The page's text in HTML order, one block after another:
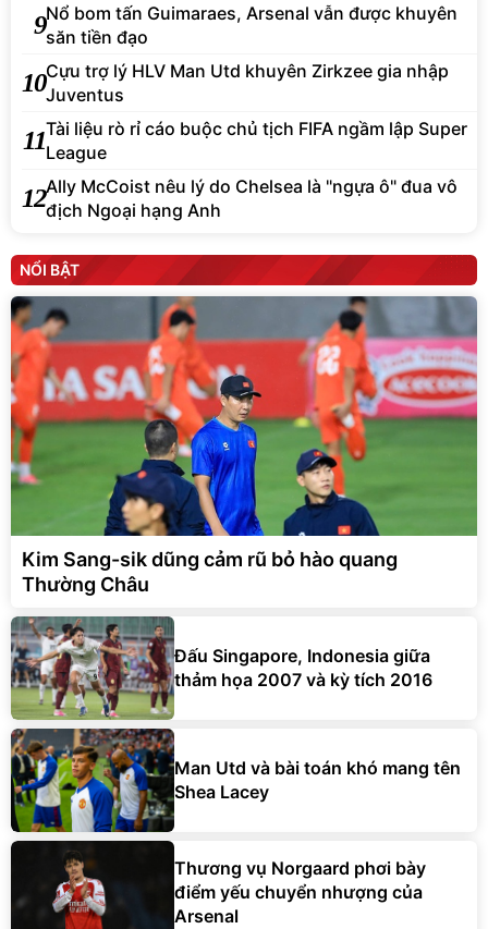
9Nổ bom tấn Guimaraes, Arsenal vẫn được khuyên
săn tiền đạo
10Cựu trợ lý HLV Man Utd khuyên Zirkzee gia nhập
Juventus
11Tài liệu rò rỉ cáo buộc chủ tịch FIFA ngầm lập Super
League
12Ally McCoist nêu lý do Chelsea là "ngựa ô" đua vô
địch Ngoại hạng Anh
NỔI BẬT
Kim Sang-sik dũng cảm rũ bỏ hào quang
Thường Châu
Đấu Singapore, Indonesia giữa
thảm họa 2007 và kỳ tích 2016
Man Utd và bài toán khó mang tên
Shea Lacey
Thương vụ Norgaard phơi bày
điểm yếu chuyển nhượng của
Arsenal